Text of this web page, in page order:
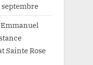
septembre
Sainte Rose